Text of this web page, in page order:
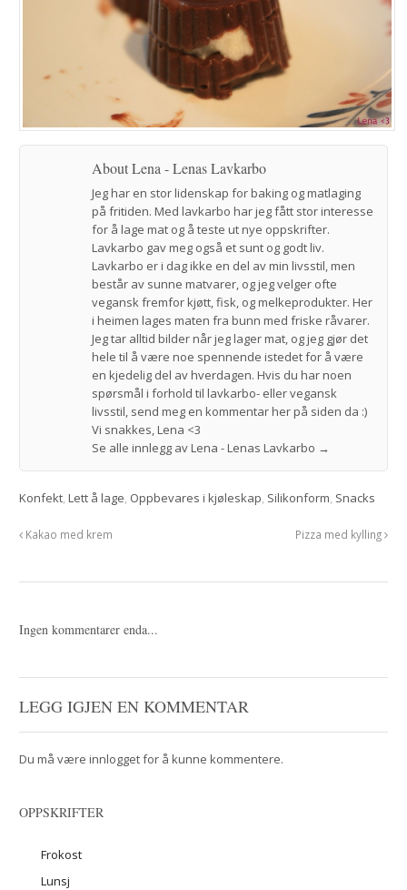
About Lena - Lenas Lavkarbo
Jeg har en stor lidenskap for baking og matlaging
på fritiden. Med lavkarbo har jeg fått stor interesse
for å lage mat og å teste ut nye oppskrifter.
Lavkarbo gav meg også et sunt og godt liv.
Lavkarbo er i dag ikke en del av min livsstil, men
består av sunne matvarer, og jeg velger ofte
vegansk fremfor kjøtt, fisk, og melkeprodukter. Her
i heimen lages maten fra bunn med friske råvarer.
Jeg tar alltid bilder når jeg lager mat, og jeg gjør det
hele til å være noe spennende istedet for å være
en kjedelig del av hverdagen. Hvis du har noen
spørsmål i forhold til lavkarbo- eller vegansk
livsstil, send meg en kommentar her på siden da :)
Vi snakkes, Lena <3
Se alle innlegg av Lena - Lenas Lavkarbo →
Konfekt,Lett å lage, Oppbevares i kjøleskap, Silikonform, Snacks
Kakao med krem Pizza med kylling
Ingen kommentarer enda...
LEGG IGJEN EN KOMMENTAR
Du må væreinnloggetfor å kunne kommentere.
OPPSKRIFTER
Frokost
Lunsj